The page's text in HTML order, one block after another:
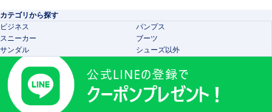
カテゴリから探す
ビジネス
パンプス
スニーカー
ブーツ
サンダル
シューズ以外